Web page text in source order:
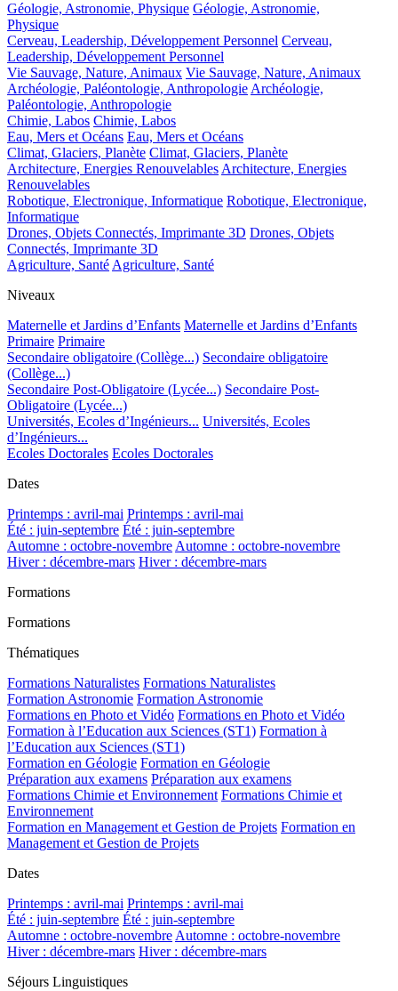
Géologie, Astronomie, Physique Géologie, Astronomie,
Physique
Cerveau, Leadership, Développement Personnel Cerveau,
Leadership, Développement Personnel
Vie Sauvage, Nature, Animaux Vie Sauvage, Nature, Animaux
Archéologie, Paléontologie, AnthropologieArchéologie,
Paléontologie, Anthropologie
Chimie, Labos Chimie, Labos
Eau, Mers et Océans Eau, Mers et Océans
Climat, Glaciers, Planète Climat, Glaciers, Planète
Architecture, Energies RenouvelablesArchitecture, Energies
Renouvelables
Robotique, Electronique, Informatique Robotique, Electronique,
Informatique
Drones, Objets Connectés, Imprimante 3D Drones, Objets
Connectés, Imprimante 3D
Agriculture, SantéAgriculture, Santé
Niveaux
Maternelle et Jardins d’Enfants Maternelle et Jardins d’Enfants
Primaire Primaire
Secondaire obligatoire (Collège...) Secondaire obligatoire
(Collège...)
Secondaire Post-Obligatoire (Lycée...) Secondaire Post-
Obligatoire (Lycée...)
Universités, Ecoles d’Ingénieurs... Universités, Ecoles
d’Ingénieurs...
Ecoles Doctorales Ecoles Doctorales
Dates
Printemps : avril-mai Printemps : avril-mai
Été : juin-septembre Été : juin-septembre
Automne : octobre-novembreAutomne : octobre-novembre
Hiver : décembre-mars Hiver : décembre-mars
Formations
Formations
Thématiques
Formations Naturalistes Formations Naturalistes
Formation Astronomie Formation Astronomie
Formations en Photo et Vidéo Formations en Photo et Vidéo
Formation à l’Education aux Sciences (ST1) Formation à
l’Education aux Sciences (ST1)
Formation en Géologie Formation en Géologie
Préparation aux examens Préparation aux examens
Formations Chimie et Environnement Formations Chimie et
Environnement
Formation en Management et Gestion de Projets Formation en
Management et Gestion de Projets
Dates
Printemps : avril-mai Printemps : avril-mai
Été : juin-septembre Été : juin-septembre
Automne : octobre-novembreAutomne : octobre-novembre
Hiver : décembre-mars Hiver : décembre-mars
Séjours Linguistiques